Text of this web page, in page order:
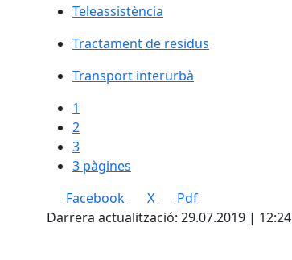
Teleassistència
Tractament de residus
Transport interurbà
1
2
3
3 pàgines
Facebook
X
Pdf
Darrera actualització: 29.07.2019 | 12:24